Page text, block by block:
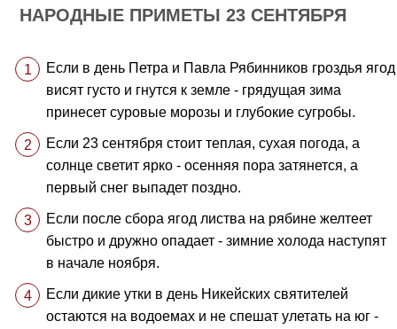
НАРОДНЫЕ ПРИМЕТЫ 23 СЕНТЯБРЯ
Если в день Петра и Павла Рябинников гроздья ягод
висят густо и гнутся к земле - грядущая зима
принесет суровые морозы и глубокие сугробы.
Если 23 сентября стоит теплая, сухая погода, а
солнце светит ярко - осенняя пора затянется, а
первый снег выпадет поздно.
Если после сбора ягод листва на рябине желтеет
быстро и дружно опадает - зимние холода наступят
в начале ноября.
Если дикие утки в день Никейских святителей
остаются на водоемах и не спешат улетать на юг -